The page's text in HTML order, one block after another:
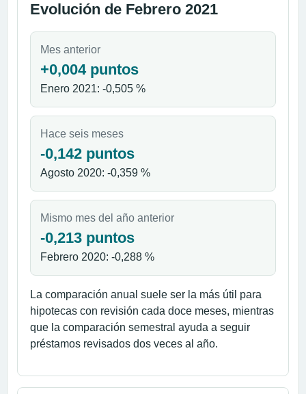
Evolución de Febrero 2021
Mes anterior
+0,004 puntos
Enero 2021: -0,505 %
Hace seis meses
-0,142 puntos
Agosto 2020: -0,359 %
Mismo mes del año anterior
-0,213 puntos
Febrero 2020: -0,288 %
La comparación anual suele ser la más útil para
hipotecas con revisión cada doce meses, mientras
que la comparación semestral ayuda a seguir
préstamos revisados dos veces al año.